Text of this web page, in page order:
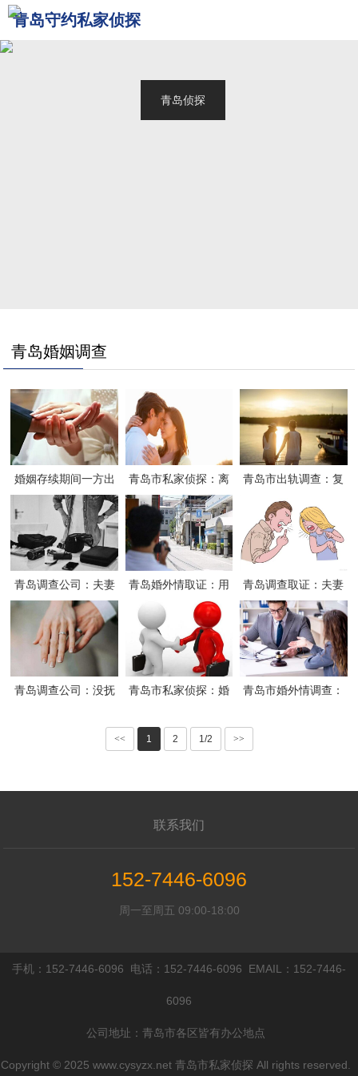
青岛守约私家侦探
青岛侦探
青岛婚姻调查
婚姻存续期间一方出
轨怎样解决
青岛市私家侦探：离
婚有过错方如何赔偿
对方-
青岛市出轨调查：复
婚又离婚效力是怎样
青岛调查公司：夫妻
婚内财产公证范本
青岛婚外情取证：用
他人姓名进行结婚登
记怎么办
青岛调查取证：夫妻
个人财产与夫妻共同
财产的界定
青岛调查公司：没抚
青岛市私家侦探：婚
担
青岛市婚外情调查：
<< 1 2 1/2 >>
联系我们
152-7446-6096
周一至周五 09:00-18:00
手机：152-7446-6096 电话：152-7446-6096 EMAIL：152-7446-
6096
公司地址：青岛市各区皆有办公地点
Copyright © 2025 www.cysyzx.net 青岛市私家侦探 All rights reserved.